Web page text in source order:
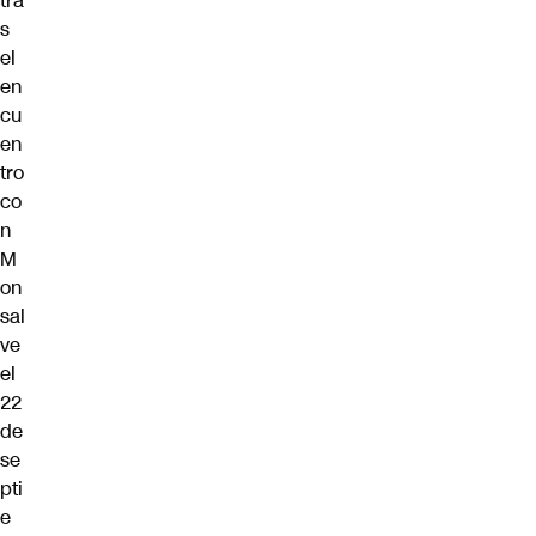
s
el
en
cu
en
tro
co
n
M
on
sal
ve
el
22
de
se
pti
e